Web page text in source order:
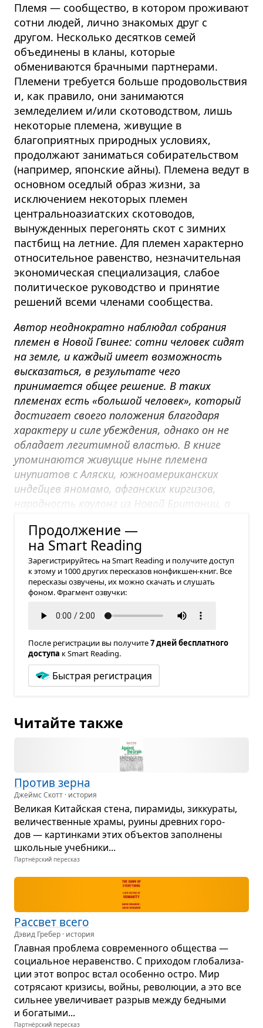
Племя — сообщество, в котором проживают
сотни людей, лично знакомых друг с
другом. Несколько десятков семей
объединены в кланы, которые
обмениваются брачными партнерами.
Племени требуется больше продовольствия
и, как правило, они занимаются
земледелием и/или скотоводством, лишь
некоторые племена, живущие в
благоприятных природных условиях,
продолжают заниматься собирательством
(например, японские айны). Племена ведут в
основном оседлый образ жизни, за
исключением некоторых племен
центральноазиатских скотоводов,
вынужденных перегонять скот с зимних
пастбищ на летние. Для племен характерно
относительное равенство, незначительная
экономическая специализация, слабое
политическое руководство и принятие
решений всеми членами сообщества.
Автор неоднократно наблюдал собрания
племен в Новой Гвинее: сотни человек сидят
на земле, и каждый имеет возможность
высказаться, в результате чего
принимается общее решение. В таких
племенах есть «большой человек», который
достигает своего положения благодаря
характеру и силе убеждения, однако он не
обладает легитимной властью. В книге
упоминаются живущие ныне племена
инупиатов с Аляски, южноамериканских
индейцев яномамо, афганских киргизов,
народность каулонг из Новой Британии, а
Продолжение —
на Smart Reading
Зарегистрируйтесь на Smart Reading и получите доступ
к этому и 1000 других пересказов нонфикшен-книг. Все
пересказы озвучены, их можно скачать и слушать
фоном. Фрагмент озвучки:
После регистрации вы получите7 дней бесплатного
доступа к Smart Reading.
Быстрая регистрация
Читайте также
Про­тив зерна
Джеймс Скотт · история
Вели­кая Китайская стена, пира­миды, зик­ку­раты,
вели­че­ствен­ные храмы, руины древ­них горо­
дов — кар­тин­ками этих объек­тов запол­нены
школь­ные учеб­ники...
Партнёрский пересказ
Рас­свет всего
Дэвид Гребер · история
Глав­ная про­блема совре­мен­ного обще­ства —
соци­аль­ное нера­вен­ство. С при­хо­дом гло­ба­ли­за­
ции этот вопрос встал осо­бенно остро. Мир
сотря­сают кри­зисы, войны, рево­лю­ции, а это все
силь­нее уве­ли­чи­вает раз­рыв между бед­ными
и бога­тыми...
Партнёрский пересказ